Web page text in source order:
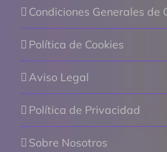
Condiciones Generales de
Política de Cookies
Aviso Legal
Política de Privacidad
Sobre Nosotros